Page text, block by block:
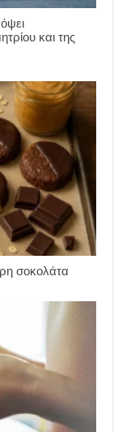
και της
σοκολάτα